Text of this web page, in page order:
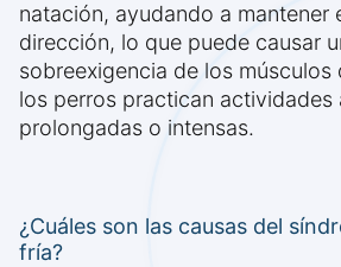
natación, ayudando a mantener
dirección, lo que puede causar
sobreexigencia de los músculos
los perros practican actividades
prolongadas o intensas.
¿Cuáles son las causas del
fría?